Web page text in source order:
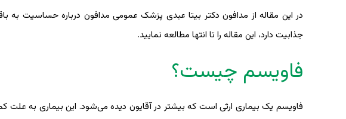
در این مقاله از مدافون دکتر بیتا عبدی پزشک عمومی مدافون درباره حساسیت به
جذابیت دارد، این مقاله را تا انتها مطالعه نمایید.
فاویسم چیست؟